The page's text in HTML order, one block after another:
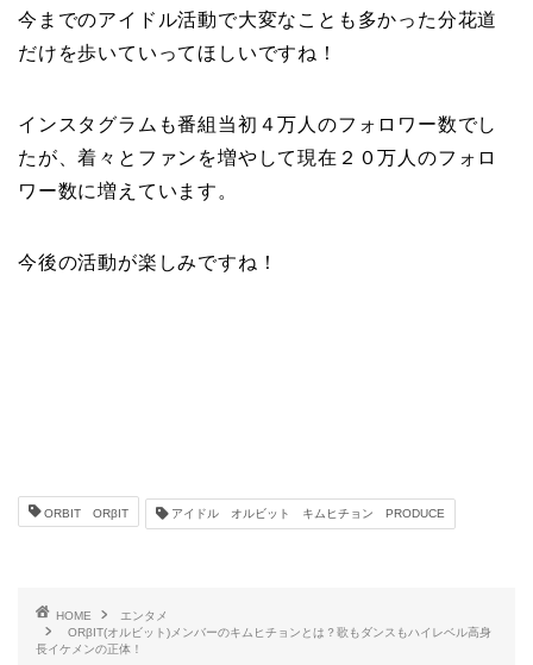
今までのアイドル活動で大変なことも多かった分花道
だけを歩いていってほしいですね！
インスタグラムも番組当初４万人のフォロワー数でし
たが、着々とファンを増やして現在２０万人のフォロ
ワー数に増えています。
今後の活動が楽しみですね！
ORBIT ORβIT アイドル オルビット キムヒチョン PRODUCE
HOME
エンタメ
ORβIT(オルビット)メンバーのキムヒチョンとは？歌もダンスもハイレベル高身
長イケメンの正体！